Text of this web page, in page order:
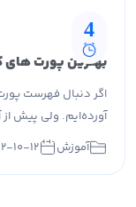
4
بهترین پورت های
اگر دنبال فهرست
آورده‌ایم. ولی پیش از
آموزش
۱۴۰۲-